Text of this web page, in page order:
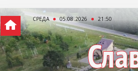
СРЕДА 05.08.2026 21:50